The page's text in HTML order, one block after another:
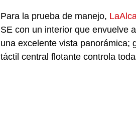
Para la prueba de manejo,
SE con un interior que envuelve
una excelente vista panorámica;
táctil central flotante controla